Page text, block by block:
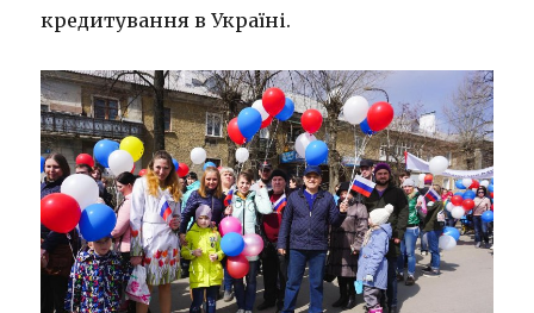
кредитування в Україні.